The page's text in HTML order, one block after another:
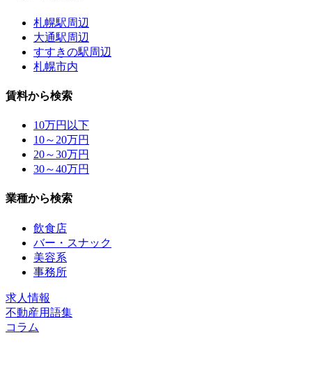
札幌駅周辺
大通駅周辺
すすきの駅周辺
札幌市内
賃料から検索
10万円以下
10～20万円
20～30万円
30～40万円
業種から検索
飲食店
バー・スナック
美容系
事務所
求人情報
不動産用語集
コラム